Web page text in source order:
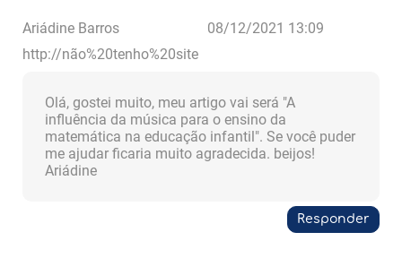
Ariádine Barros
08/12/2021 13:09
http://não%20tenho%20site
Olá, gostei muito, meu artigo vai será "A
influência da música para o ensino da
matemática na educação infantil". Se você puder
me ajudar ficaria muito agradecida. beijos!
Ariádine
Responder